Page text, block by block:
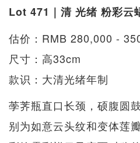
Lot 471｜清 光绪 粉彩云
估价：RMB 280,000 -
尺寸：高33cm
款识：大清光绪年制
荸荠瓶直口长颈，硕腹圆
别为如意云头纹和变体莲